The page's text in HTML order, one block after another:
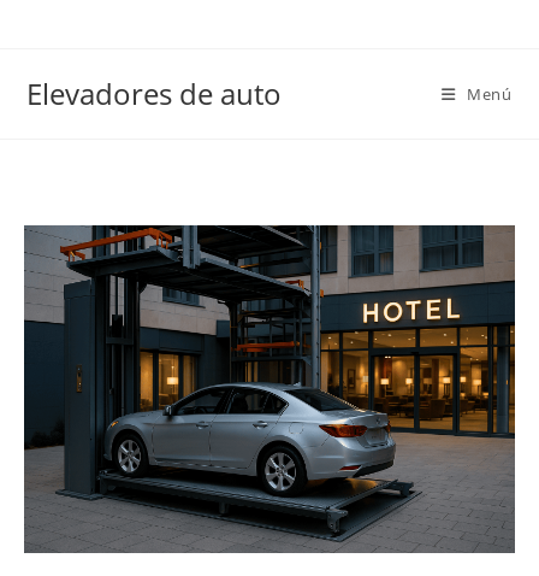
Elevadores de auto Menú